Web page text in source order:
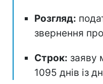
Розгляд:
звернення
Строк: заяву
1095 днів із